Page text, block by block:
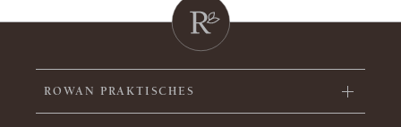
ROWAN PRAKTISCHES